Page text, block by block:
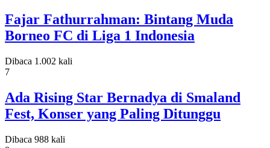
Fajar Fathurrahman: Bintang Muda
Borneo FC di Liga 1 Indonesia
Dibaca 1.002 kali
7
Ada Rising Star Bernadya di Smaland
Fest, Konser yang Paling Ditunggu
Dibaca 988 kali